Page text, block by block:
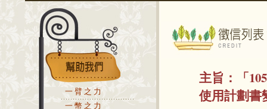
一臂之力
一幣之力
主旨：
「
使用計劃書